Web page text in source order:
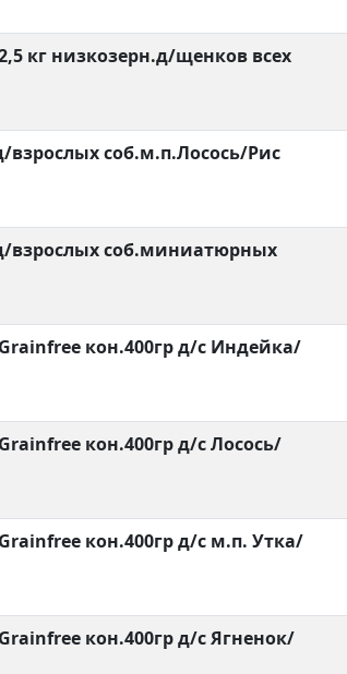
кг низкозерн.д/щенков всех
взрослых соб.м.п.Лосось/Рис
взрослых соб.миниатюрных
кон.400гр д/с Индейка/
кон.400гр д/с Лосось/
кон.400гр д/с м.п. Утка/
кон.400гр д/с Ягненок/